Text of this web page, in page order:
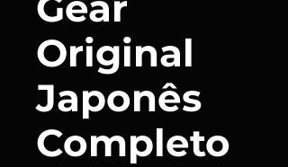
Original
Japonês
Completo